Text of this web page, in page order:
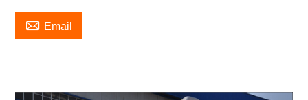
 Email